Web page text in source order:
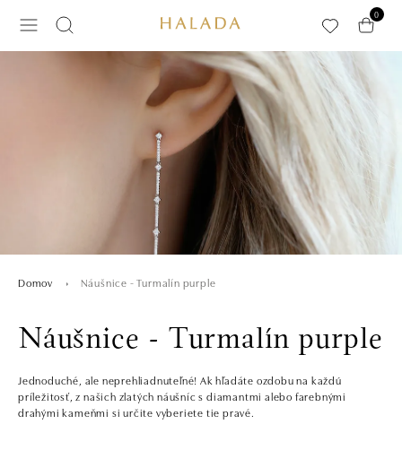
0
Domov Náušnice - Turmalín purple
Náušnice - Turmalín purple
Jednoduché, ale neprehliadnuteľné! Ak hľadáte ozdobu na každú
príležitosť, z našich zlatých náušníc s diamantmi alebo farebnými
drahými kameňmi si určite vyberiete tie pravé.